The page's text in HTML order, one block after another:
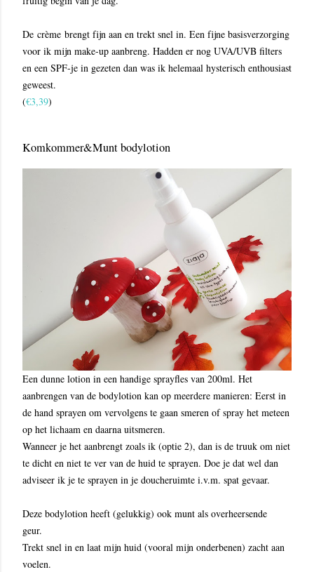
De crème brengt fijn aan en trekt snel in. Een fijne basisverzorging
voor ik mijn make-up aanbreng. Hadden er nog UVA/UVB filters
en een SPF-je in gezeten dan was ik helemaal hysterisch enthousiast
geweest.
(€3,39)
Komkommer&Munt bodylotion
Een dunne lotion in een handige sprayfles van 200ml. Het
aanbrengen van de bodylotion kan op meerdere manieren: Eerst in
de hand sprayen om vervolgens te gaan smeren of spray het meteen
op het lichaam en daarna uitsmeren.
Wanneer je het aanbrengt zoals ik (optie 2), dan is de truuk om niet
te dicht en niet te ver van de huid te sprayen. Doe je dat wel dan
adviseer ik je te sprayen in je doucheruimte i.v.m. spat gevaar.
Deze bodylotion heeft (gelukkig) ook munt als overheersende
geur.
Trekt snel in en laat mijn huid (vooral mijn onderbenen) zacht aan
voelen.